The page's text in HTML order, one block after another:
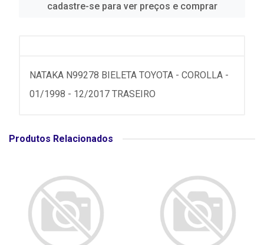
cadastre-se para ver preços e comprar
NATAKA N99278 BIELETA TOYOTA - COROLLA -
01/1998 - 12/2017 TRASEIRO
Produtos Relacionados